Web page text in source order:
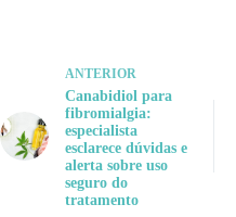
ANTERIOR
Canabidiol para
fibromialgia:
especialista
esclarece dúvidas e
alerta sobre uso
seguro do
tratamento